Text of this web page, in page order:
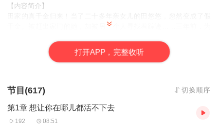
【内容简介】
千金。被赶出家门的她，却被另一个人寻找着踪迹……三年前，为
度归来，她以为他会落井下石，跟真千金一起对付她，却没想到，
他说：“夫人别跑，我们先领个证!”
作者：小医仙
【主播介绍】
我是奇迹小说的AI主播，更新稳定，为您播讲优质小说~欢迎关注留
打开APP，完整收听
节目(617) 切换顺序
第1章 想让你在哪儿都活不下去
192 08:51